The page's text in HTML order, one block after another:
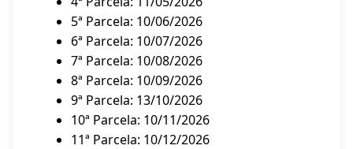
5ª Parcela: 10/06/2026
6ª Parcela: 10/07/2026
7ª Parcela: 10/08/2026
8ª Parcela: 10/09/2026
9ª Parcela: 13/10/2026
10ª Parcela: 10/11/2026
11ª Parcela: 10/12/2026